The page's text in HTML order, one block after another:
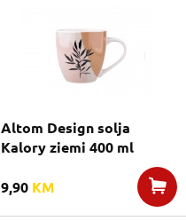
Altom Design solja
Kalory ziemi 400 ml
9,90 KM